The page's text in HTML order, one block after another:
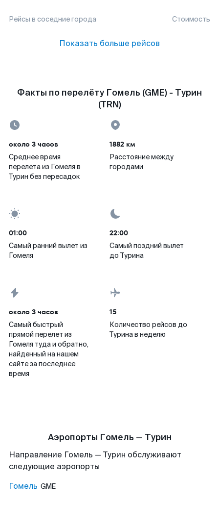
Рейсы в соседние города Стоимость
Показать больше рейсов
Факты по перелёту Гомель (GME) - Турин
(TRN)
около 3 часов
Среднее время
перелета из Гомеля в
Турин без пересадок
1882 км
Расстояние между
городами
01:00
Самый ранний вылет из
Гомеля
22:00
Самый поздний вылет
до Турина
около 3 часов
Самый быстрый
прямой перелет из
Гомеля туда и обратно,
найденный на нашем
сайте за последнее
время
15
Количество рейсов до
Турина в неделю
Аэропорты Гомель — Турин
Направление Гомель — Турин обслуживают
следующие аэропорты
Гомель GME